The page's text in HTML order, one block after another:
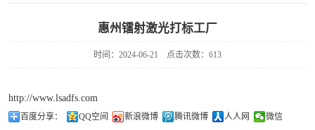
惠州镭射激光打标工厂
时间：2024-06-21 点击次数：613
http://www.lsadfs.com
百度分享： QQ空间 新浪微博 腾讯微博 人人网 微信
铝合金激光焊接